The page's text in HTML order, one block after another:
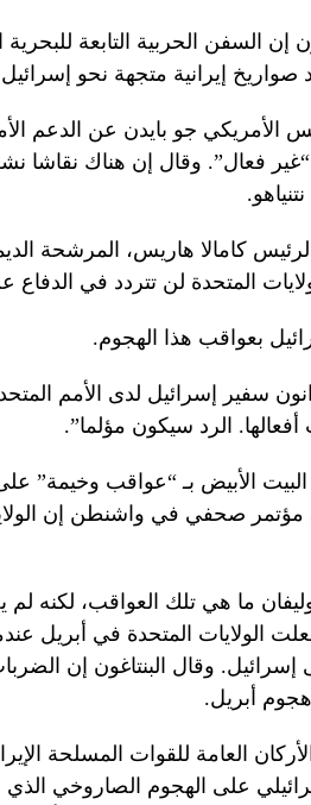
إن السفن الحربية التابعة
صواريخ إيرانية متجهة نحو
الأمريكي جو بايدن عن الدعم
“غير فعال”. وقال إن هناك نقاشا
كامالا هاريس، المرشحة
المتحدة لن تتردد في
بعواقب هذا الهجوم.
سفير إسرائيل لدى الأمم
أفعالها. الرد سيكون مؤلما”.
البيت الأبيض بـ “عواقب وخيمة”
صحفي في واشنطن إن
ما هي تلك العواقب، لكنه
الولايات المتحدة في أبريل
وقال البنتاغون إن
أبريل.
العامة للقوات المسلحة
على الهجوم الصاروخي الذي